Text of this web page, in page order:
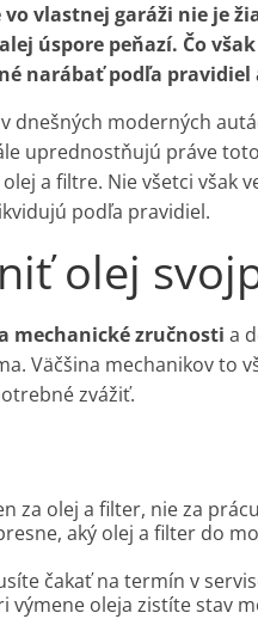
vlastnej garáži nie je
úspore peňazí. Čo
narábať podľa pravidiel
dnešných moderných
uprednostňujú práve
a filtre. Nie všetci však
podľa pravidiel.
olej
mechanické zručnosti a
Väčšina mechanikov to
zvážiť.
za olej a filter, nie za
aký olej a filter do
čakať na termín v
výmene oleja zistíte stav